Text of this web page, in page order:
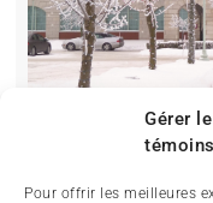
Gérer
témoins
Pour offrir les meilleures